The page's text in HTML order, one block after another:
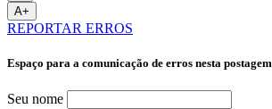
A+
REPORTAR ERROS
Espaço para a comunicação de erros nesta postagem
Seu nome